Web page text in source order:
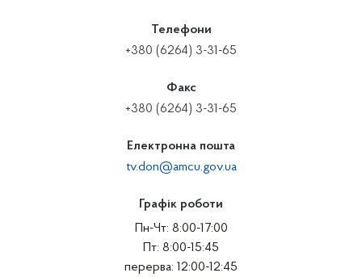
Телефони
+380 (6264) 3-31-65
Факс
+380 (6264) 3-31-65
Електронна пошта
tv.don@amcu.gov.ua
Графік роботи
Пн-Чт: 8:00-17:00
Пт: 8:00-15:45
перерва: 12:00-12:45